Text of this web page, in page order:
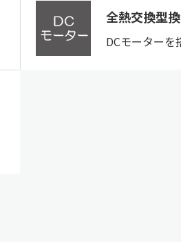
全熱交換型
DCモーターを